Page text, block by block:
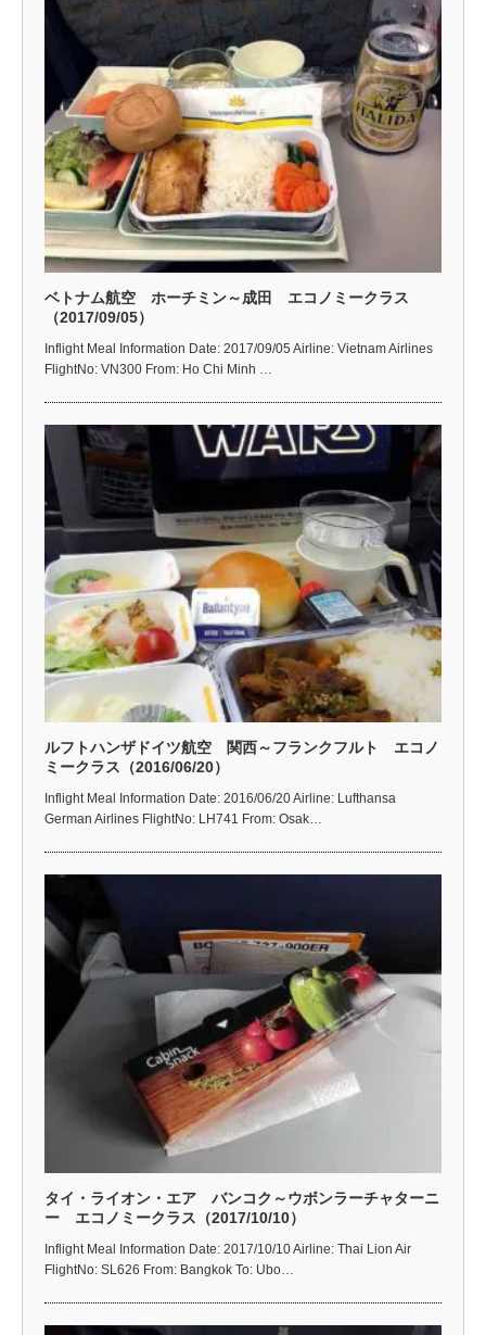
ベトナム航空 ホーチミン～成田 エコノミークラス
（2017/09/05）
Inflight Meal Information Date: 2017/09/05 Airline: Vietnam Airlines
FlightNo: VN300 From: Ho Chi Minh …
ルフトハンザドイツ航空 関西～フランクフルト エコノ
ミークラス（2016/06/20）
Inflight Meal Information Date: 2016/06/20 Airline: Lufthansa
German Airlines FlightNo: LH741 From: Osak…
タイ・ライオン・エア バンコク～ウボンラーチャターニ
ー エコノミークラス（2017/10/10）
Inflight Meal Information Date: 2017/10/10 Airline: Thai Lion Air
FlightNo: SL626 From: Bangkok To: Ubo…